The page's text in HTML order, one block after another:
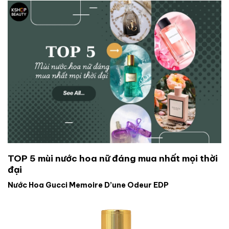
TOP 5 mùi nước hoa nữ đáng mua nhất mọi thời
đại
Nước Hoa Gucci Memoire D’une Odeur EDP